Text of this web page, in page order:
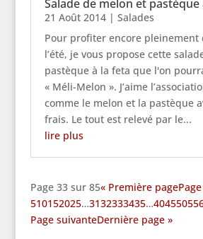
Salade de melon et pastèque
21 Août 2014| Salades
Pour profiter encore pleinement
l’été, je vous propose cette
pastèque à la feta que l'on
« Méli-Melon ». J’aime
comme le melon et la pastèque
frais. Le tout est relevé par le...
lire plus
Page 33 sur 85« Première page
510152025…3132333435…40455055
Page suivanteDernière page »